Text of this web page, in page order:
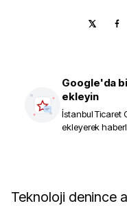
Google'da
ekleyin
İstanbul Ticaret
ekleyerek
Teknoloji denince akla gelen firmalar arasında